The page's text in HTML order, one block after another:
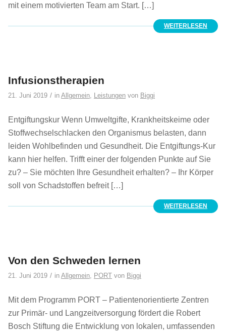
mit einem motivierten Team am Start. […]
WEITERLESEN
Infusionstherapien
21. Juni 2019 / in Allgemein, Leistungen von Biggi
Entgiftungskur Wenn Umweltgifte, Krankheitskeime oder
Stoffwechselschlacken den Organismus belasten, dann
leiden Wohlbefinden und Gesundheit. Die Entgiftungs-Kur
kann hier helfen. Trifft einer der folgenden Punkte auf Sie
zu? – Sie möchten Ihre Gesundheit erhalten? – Ihr Körper
soll von Schadstoffen befreit […]
WEITERLESEN
Von den Schweden lernen
21. Juni 2019 / in Allgemein, PORT von Biggi
Mit dem Programm PORT – Patientenorientierte Zentren
zur Primär- und Langzeitversorgung fördert die Robert
Bosch Stiftung die Entwicklung von lokalen, umfassenden